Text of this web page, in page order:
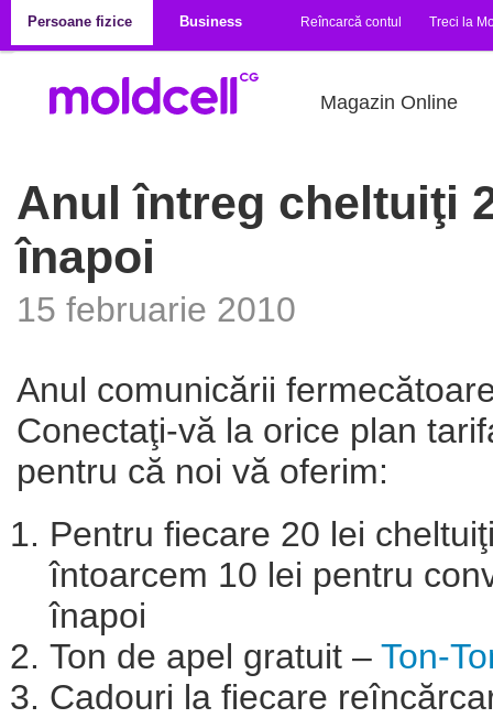
Persoane fizice
Business Reîncarcă contul Treci la
Magazin Online
Anul întreg cheltuiţi
înapoi
15 februarie 2010
Anul comunicării
Conectaţi-vă la orice plan
pentru că noi vă oferim:
Pentru fiecare 20 lei
întoarcem 10 lei pentru
înapoi
Ton de apel gratuit – Ton-
Cadouri la fiecare